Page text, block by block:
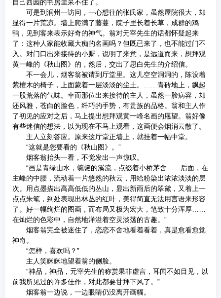
自己西园的书房里呆不住了。
可是到润州一访问，一心想往的张氏家，虽然屋院很大，却
显得一片荒凉。墙上爬满了藤蔓，院子里长着长草，成群的鸡
鸭，见到客来表示好奇的神气。翁对元宰先生的话都怀疑起来
了：这种人家能收藏大痴的名画吗？但既已来了，也不能过门不
入。对门口出来接待的小厮，说明了来意，是远道而来，想拜观
黄一峰的《秋山图》的，然后，交出了思白先生的介绍信。
不一会儿，烟客翁被请到厅堂里。这儿空空洞洞的，陈设着
紫檀木的椅子，上面蒙着一层淡淡的尘土。……青砖地上，飘起
一股荒落的气味。幸而那位出来接待的主人，虽然一脸病容，却
还风雅，苍白的脸色，纤巧的手势，有贵族的品格。翁和主人作
了初见的应对之后，马上提出想拜观黄一峰名画的愿望。翁好像
有些迷信的想法，以为现在不马上观看，这画便会烟消云散了。
主人立刻答应。原来这厅堂正墙上，就挂着一幅中堂。
“这就是您要看的《秋山图》。”
烟客翁抬头一看，不觉发出一声惊叹。
“画是青绿山水，蜿蜒的溪流，点缀着小桥茅舍……后面，在
主峰的中腰，流动着一片悠然的秋云，用蛤粉染出浓浓淡淡的层
次。用点墨描出高高低低的丛山，显出新雨后的翠黛，又着上一
点点朱笔，到处表现出林丛的红叶，美得简直无法用言语来形容
了。好一幅绚烂的图画，而布局又极为宏大，笔致十分浑厚……
在灿烂的色彩中，自然地洋溢着空灵淡荡的古趣。”
烟客翁完全被迷住了，恋恋不舍地看着看着，真是愈看愈觉
神奇。
“怎样，喜欢吗？”
主人笑眯眯地望着翁的侧脸。
“神品，神品，元宰先生的称赏果非虚言，耳闻不如目见，以
前我所见过的许多佳作，对此都要甘拜下风了。”
烟客翁一边说，一边眼睛仍没离开画幅。